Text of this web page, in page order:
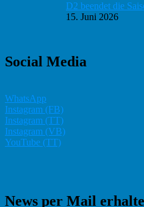
D2 beendet die
15. Juni 2026
Social Media
WhatsApp
Instagram (FB)
Instagram (TT)
Instagram (VB)
YouTube (TT)
News per Mail